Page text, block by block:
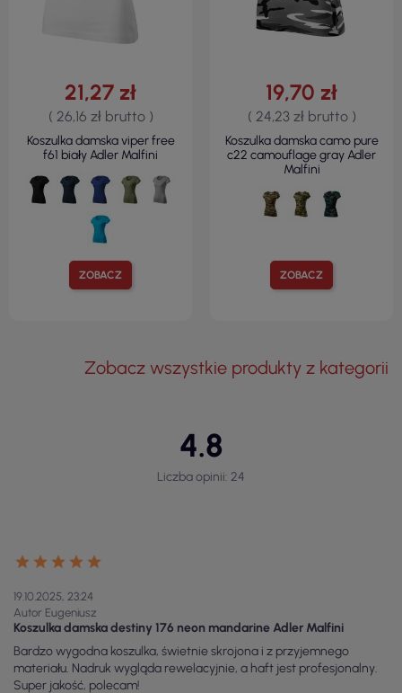
ZOBACZ
21,27 zł
( 26,16 zł brutto )
Koszulka damska viper free
f61 biały Adler Malfini
ZOBACZ
19,70 zł
( 24,23 zł brutto )
Koszulka damska camo pure
c22 camouflage gray Adler
Malfini
Zobacz wszystkie produkty z kategorii
4.8
Liczba opinii: 24
19.10.2025, 23:24
Autor Eugeniusz
Koszulka damska destiny 176 neon mandarine Adler Malfini
Bardzo wygodna koszulka, świetnie skrojona i z przyjemnego
materiału. Nadruk wygląda rewelacyjnie, a haft jest profesjonalny.
Super jakość, polecam!